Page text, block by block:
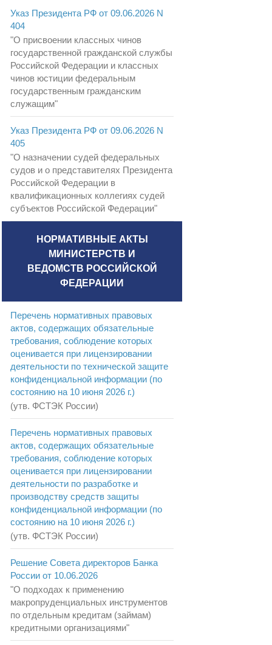
Указ Президента РФ от 09.06.2026 N
404
"О присвоении классных чинов
государственной гражданской службы
Российской Федерации и классных
чинов юстиции федеральным
государственным гражданским
служащим"
Указ Президента РФ от 09.06.2026 N
405
"О назначении судей федеральных
судов и о представителях Президента
Российской Федерации в
квалификационных коллегиях судей
субъектов Российской Федерации"
НОРМАТИВНЫЕ АКТЫ
МИНИСТЕРСТВ И
ВЕДОМСТВ РОССИЙСКОЙ
ФЕДЕРАЦИИ
Перечень нормативных правовых
актов, содержащих обязательные
требования, соблюдение которых
оценивается при лицензировании
деятельности по технической защите
конфиденциальной информации (по
состоянию на 10 июня 2026 г.)
(утв. ФСТЭК России)
Перечень нормативных правовых
актов, содержащих обязательные
требования, соблюдение которых
оценивается при лицензировании
деятельности по разработке и
производству средств защиты
конфиденциальной информации (по
состоянию на 10 июня 2026 г.)
(утв. ФСТЭК России)
Решение Совета директоров Банка
России от 10.06.2026
"О подходах к применению
макропруденциальных инструментов
по отдельным кредитам (займам)
кредитными организациями"